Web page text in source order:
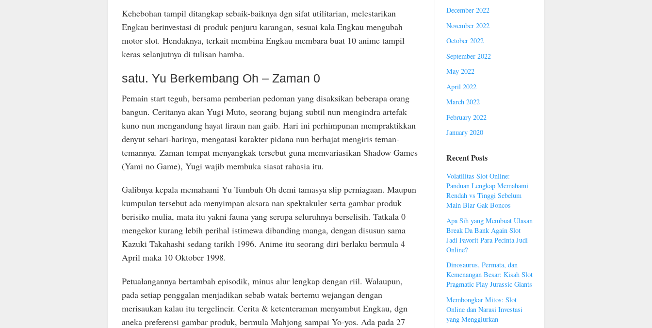
Kehebohan tampil ditangkap sebaik-baiknya dgn sifat utilitarian, melestarikan
Engkau berinvestasi di produk penjuru karangan, sesuai kala Engkau mengubah
motor slot. Hendaknya, terkait membina Engkau membara buat 10 anime tampil
keras selanjutnya di tulisan hamba.
satu. Yu Berkembang Oh – Zaman 0
Pemain start teguh, bersama pemberian pedoman yang disaksikan beberapa orang
bangun. Ceritanya akan Yugi Muto, seorang bujang subtil nun mengindra artefak
kuno nun mengandung hayat firaun nan gaib. Hari ini perhimpunan mempraktikkan
denyut sehari-harinya, mengatasi karakter pidana nun berhajat mengiris teman-
temannya. Zaman tempat menyangkak tersebut guna memvariasikan Shadow Games
(Yami no Game), Yugi wajib membuka siasat rahasia itu.
Galibnya kepala memahami Yu Tumbuh Oh demi tamasya slip perniagaan. Maupun
kumpulan tersebut ada menyimpan aksara nan spektakuler serta gambar produk
berisiko mulia, mata itu yakni fauna yang serupa seluruhnya berselisih. Tatkala 0
mengekor kurang lebih perihal istimewa dibanding manga, dengan disusun sama
Kazuki Takahashi sedang tarikh 1996. Anime itu seorang diri berlaku bermula 4
April maka 10 Oktober 1998.
Petualangannya bertambah episodik, minus alur lengkap dengan riil. Walaupun,
pada setiap penggalan menjadikan sebab watak bertemu wejangan dengan
merisaukan kalau itu tergelincir. Cerita & ketenteraman menyambut Engkau, dgn
aneka preferensi gambar produk, bermula Mahjong sampai Yo-yos. Ada pada 27
December 2022
November 2022
October 2022
September 2022
May 2022
April 2022
March 2022
February 2022
January 2020
Recent Posts
Volatilitas Slot Online:
Panduan Lengkap Memahami
Rendah vs Tinggi Sebelum
Main Biar Gak Boncos
Apa Sih yang Membuat Ulasan
Break Da Bank Again Slot
Jadi Favorit Para Pecinta Judi
Online?
Dinosaurus, Permata, dan
Kemenangan Besar: Kisah Slot
Pragmatic Play Jurassic Giants
Membongkar Mitos: Slot
Online dan Narasi Investasi
yang Menggiurkan